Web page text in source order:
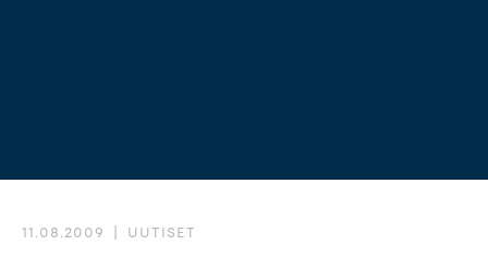
11.08.2009 UUTISET